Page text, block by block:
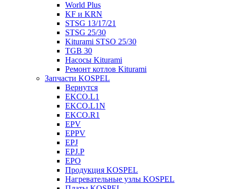
World Plus
KF и KRN
STSG 13/17/21
STSG 25/30
Kiturami STSO 25/30
TGB 30
Насосы Kiturami
Ремонт котлов Kiturami
Запчасти KOSPEL
Вернутся
EKCO.L1
EKCO.L1N
EKCO.R1
EPV
EPPV
EPJ
EPJ.P
EPO
Продукция KOSPEL
Нагревательные узлы KOSPEL